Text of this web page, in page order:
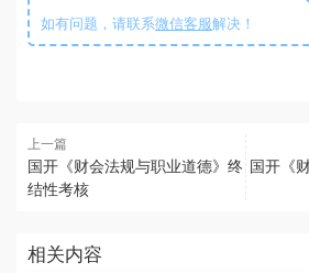
如有问题，请联系微信客服解决！
上一篇
国开《财会法规与职业道德》终
结性考核
国开《
相关内容